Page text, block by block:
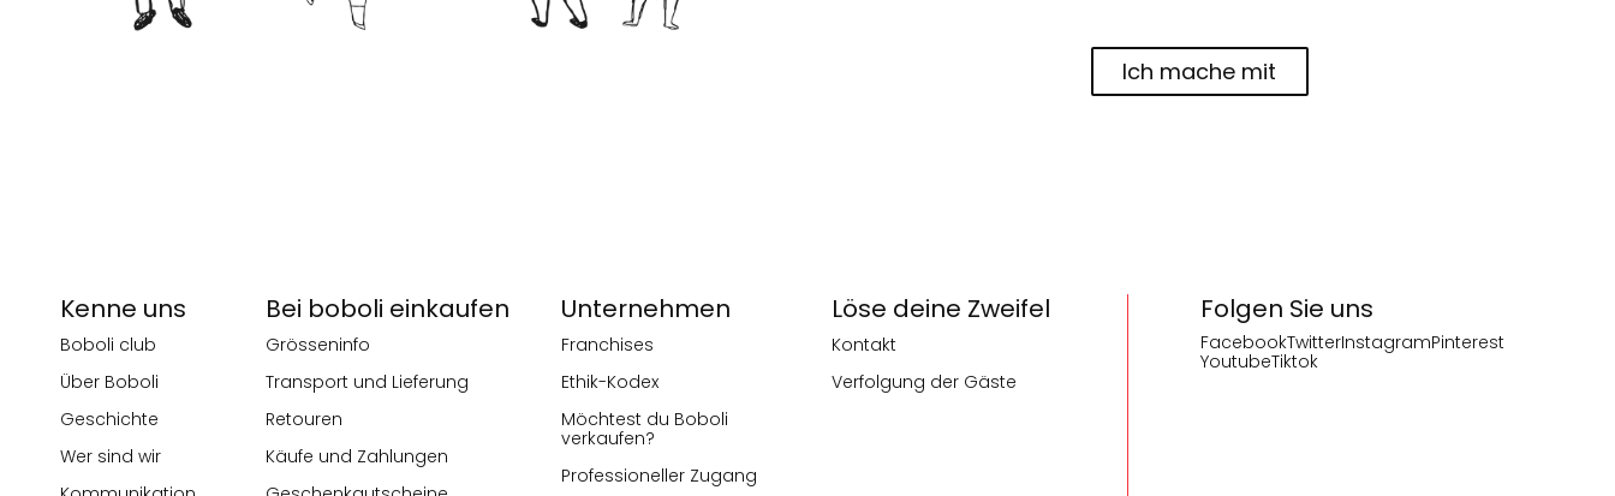
Ich mache mit
Folgen Sie uns
FacebookTwitterInstagramPinterest
YoutubeTiktok
Kenne uns
Boboli club
Über Boboli
Geschichte
Wer sind wir
Bei boboli einkaufen
Grösseninfo
Transport und Lieferung
Retouren
Käufe und Zahlungen
Unternehmen
Franchises
Ethik-Kodex
Möchtest du Boboli
verkaufen?
Professioneller Zugang
Löse deine Zweifel
Kontakt
Verfolgung der Gäste